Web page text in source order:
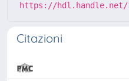
https://hdl.handle.net/
Citazioni